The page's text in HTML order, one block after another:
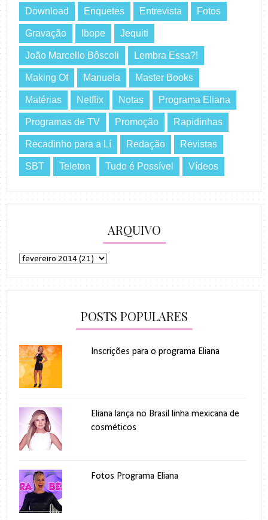
Download Enquetes Entrevista Fotos
Gravação Ibope Jequiti
João Marcello Bôscoli Lembra Essa?!
Making Of Manuela Master Books
Matérias Netflix Notas Programa Eliana
Programas de TV Promoção Rapidinhas
Recadinho para a Lí Redação Revistas
SBT Teleton Tudo é Possível Vídeos
ARQUIVO
POSTS POPULARES
Inscrições para o programa Eliana
Eliana lança no Brasil linha mexicana de
cosméticos
Fotos Programa Eliana